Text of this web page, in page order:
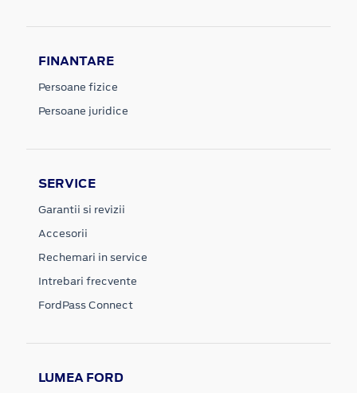
FINANTARE
Persoane fizice
Persoane juridice
SERVICE
Garantii si revizii
Accesorii
Rechemari in service
Intrebari frecvente
FordPass Connect
LUMEA FORD